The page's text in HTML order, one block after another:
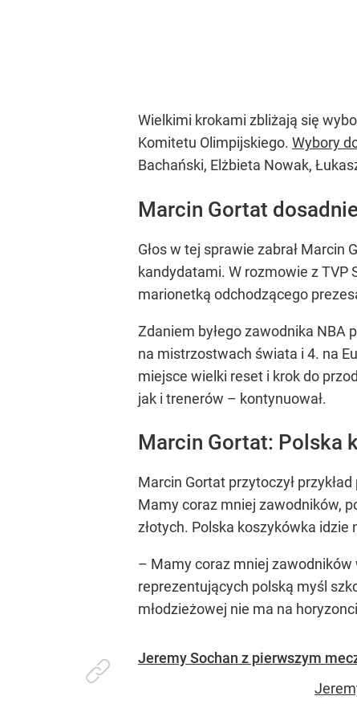
Wielkimi krokami zbliżają się
Komitetu Olimpijskiego. Wybory
Bachański, Elżbieta Nowak,
Marcin Gortat
Głos w tej sprawie zabrał
kandydatami. W rozmowie z TVP
marionetką odchodzącego
Zdaniem byłego zawodnika NBA
na mistrzostwach świata i 4. na
miejsce wielki reset i krok do
jak i trenerów – kontynuował.
Marcin Gortat: Polska
Marcin Gortat przytoczył
Mamy coraz mniej zawodników,
złotych. Polska koszykówka idzie
– Mamy coraz mniej zawodników
reprezentujących polską myśl
młodzieżowej nie ma na
Jeremy Sochan z pierwszym